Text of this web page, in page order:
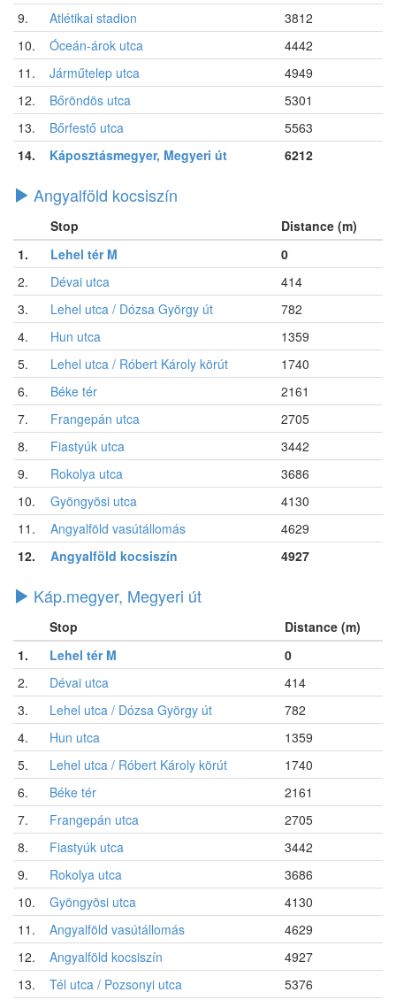
9.
Atlétikai stadion
3812
10.
Óceán-árok utca
4442
11.
Járműtelep utca
4949
12.
Bőröndös utca
5301
13.
Bőrfestő utca
5563
14.
Káposztásmegyer, Megyeri út 6212
Angyalföld kocsiszín
Stop
Distance (m)
1.
Lehel tér M
0
2.
Dévai utca
414
3.
Lehel utca / Dózsa György út
782
4.
Hun utca
1359
5.
Lehel utca / Róbert Károly körút
1740
6.
Béke tér
2161
7.
Frangepán utca
2705
8.
Fiastyúk utca
3442
9.
Rokolya utca
3686
10.
Gyöngyösi utca
4130
11.
Angyalföld vasútállomás
4629
12.
Angyalföld kocsiszín 4927
Káp.megyer, Megyeri út
Stop
Distance (m)
1.
Lehel tér M
0
2.
Dévai utca
414
3.
Lehel utca / Dózsa György út
782
4.
Hun utca
1359
5.
Lehel utca / Róbert Károly körút
1740
6.
Béke tér
2161
7.
Frangepán utca
2705
8.
Fiastyúk utca
3442
9.
Rokolya utca
3686
10.
Gyöngyösi utca
4130
11.
Angyalföld vasútállomás
4629
12.
Angyalföld kocsiszín
4927
13.
Tél utca / Pozsonyi utca
5376